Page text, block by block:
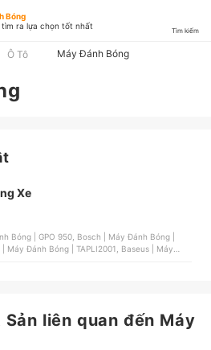
Bóng
tìm ra lựa chọn tốt nhất
Tìm kiếm
Ô Tô Máy Đánh Bóng
Xe
Đánh Bóng | TAPLI2001, Baseus | Máy
liên quan đến Máy